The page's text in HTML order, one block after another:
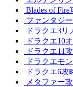
Blades of Fire
ファンタジ
ドラクエ3リ
ドラクエ10
ドラクエ11
ドラクエモ
ドラクエ6攻
メタファー